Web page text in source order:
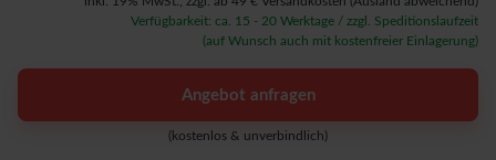
Verfügbarkeit: ca. 15 - 20 Werktage / zzgl. Speditionslaufzeit
(auf Wunsch auch mit kostenfreier Einlagerung)
Angebot anfragen
(kostenlos & unverbindlich)